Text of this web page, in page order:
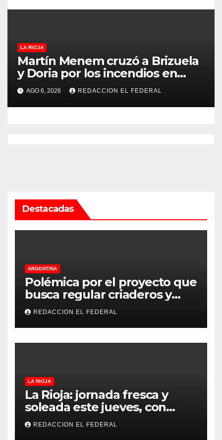
LA RIOJA
Martín Menem cruzó a Brizuela
y Doria por los incendios en
Guanchín: “Miente
descaradamente”
AGO 6, 2026 REDACCION EL FEDERAL
Destacadas
ARGENTINA
Polémica por el proyecto que
busca regular criaderos y
refugios de perros y gatos:
denuncian excesos, mientras
proteccionistas reclaman
controles más duros
REDACCION EL FEDERAL
LA RIOJA
La Rioja: jornada fresca y
soleada este jueves, con
temperaturas estables para
el viernes
REDACCION EL FEDERAL